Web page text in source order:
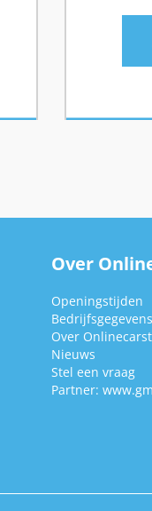
Over
Openingstijden
Bedrijfsgegevens
Over
Nieuws
Stel een vraag
Partner: